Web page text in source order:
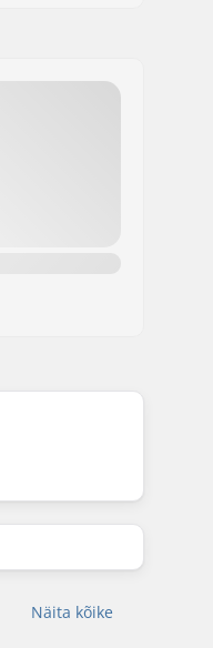
Näita kõike